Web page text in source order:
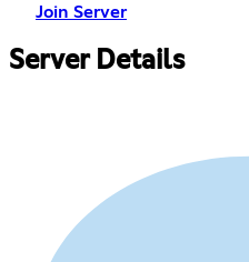
Join Server
Server Details